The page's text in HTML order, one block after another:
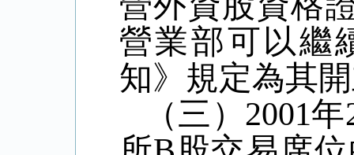
營業部可以繼
知》規定為其
（三） 2001年